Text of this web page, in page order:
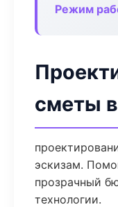
Режим
сметы
эскизам.
прозрачный
технологии.